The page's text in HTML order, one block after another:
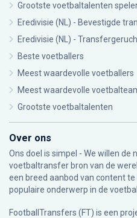
Grootste voetbaltalenten
Eredivisie (NL) - Bevestigde
Eredivisie (NL) -
Beste voetballers
Meest waardevolle voetballers
Meest waardevolle
Grootste voetbaltalenten
Over ons
Ons doel is simpel - We willen de
voetbaltransfer bron van de
een breed aanbod van content
populaire onderwerp in de
FootballTransfers (FT) is een